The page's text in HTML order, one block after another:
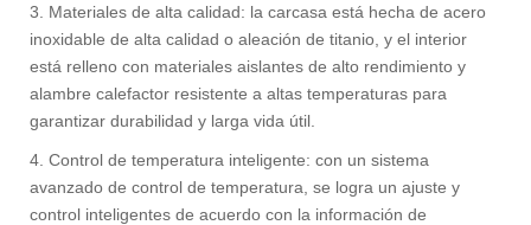
3. Materiales de alta calidad: la carcasa está hecha de acero
inoxidable de alta calidad o aleación de titanio, y el interior
está relleno con materiales aislantes de alto rendimiento y
alambre calefactor resistente a altas temperaturas para
garantizar durabilidad y larga vida útil.
4. Control de temperatura inteligente: con un sistema
avanzado de control de temperatura, se logra un ajuste y
control inteligentes de acuerdo con la información de